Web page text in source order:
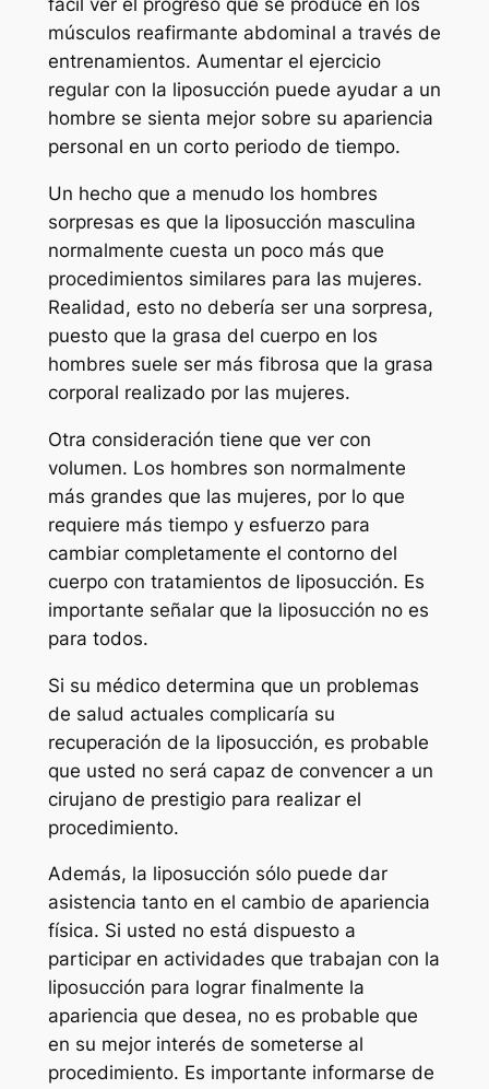
fácil ver el progreso que se produce en los
músculos reafirmante abdominal a través de
entrenamientos. Aumentar el ejercicio
regular con la liposucción puede ayudar a un
hombre se sienta mejor sobre su apariencia
personal en un corto periodo de tiempo.
Un hecho que a menudo los hombres
sorpresas es que la liposucción masculina
normalmente cuesta un poco más que
procedimientos similares para las mujeres.
Realidad, esto no debería ser una sorpresa,
puesto que la grasa del cuerpo en los
hombres suele ser más fibrosa que la grasa
corporal realizado por las mujeres.
Otra consideración tiene que ver con
volumen. Los hombres son normalmente
más grandes que las mujeres, por lo que
requiere más tiempo y esfuerzo para
cambiar completamente el contorno del
cuerpo con tratamientos de liposucción. Es
importante señalar que la liposucción no es
para todos.
Si su médico determina que un problemas
de salud actuales complicaría su
recuperación de la liposucción, es probable
que usted no será capaz de convencer a un
cirujano de prestigio para realizar el
procedimiento.
Además, la liposucción sólo puede dar
asistencia tanto en el cambio de apariencia
física. Si usted no está dispuesto a
participar en actividades que trabajan con la
liposucción para lograr finalmente la
apariencia que desea, no es probable que
en su mejor interés de someterse al
procedimiento. Es importante informarse de